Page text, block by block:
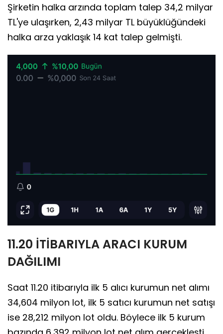
Şirketin halka arzında toplam talep 34,2 milyar
TL'ye ulaşırken, 2,43 milyar TL büyüklüğündeki
halka arza yaklaşık 14 kat talep gelmişti.
11.20 İTİBARIYLA ARACI KURUM
DAĞILIMI
Saat 11.20 itibarıyla ilk 5 alıcı kurumun net alımı
34,604 milyon lot, ilk 5 satıcı kurumun net satışı
ise 28,212 milyon lot oldu. Böylece ilk 5 kurum